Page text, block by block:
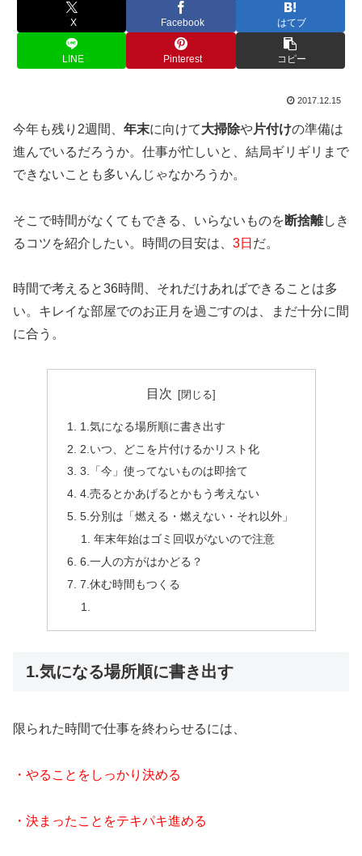
X Facebook はてブ
LINE Pinterest コピー
2017.12.15
今年も残り2週間、 年末に向けて大掃除や片付けの準備は
進んでいるだろうか。仕事が忙しいと、結局ギリギリまで
できないことも多いんじゃなかろうか。
そこで時間がなくてもできる、いらないものを断捨離しき
るコツを紹介したい。時間の目安は、 3日 だ。
時間で考えると36時間、それだけあればできることは多
い。キレイな部屋でのお正月を過ごすのは、まだ十分に間
に合う。
目次
1.気になる場所順に書き出す
2.いつ、どこを片付けるかリスト化
3.「今」使ってないものは即捨て
4.売るとかあげるとかもう考えない
5.分別は「燃える・燃えない・それ以外」
年末年始はゴミ回収がないので注意
6.一人の方がはかどる？
7.休む時間もつくる
1.気になる場所順に書き出す
限られた時間で仕事を終わらせるには、
・やることをしっかり決める
・決まったことをテキパキ進める